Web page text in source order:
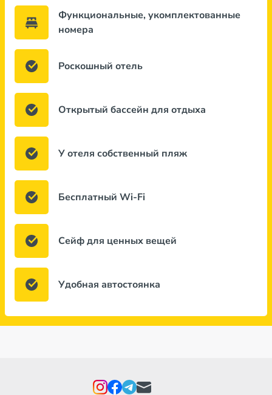
Функциональные, укомплектованные
номера
Роскошный отель
Открытый бассейн для отдыха
У отеля собственный пляж
Бесплатный Wi-Fi
Сейф для ценных вещей
Удобная автостоянка